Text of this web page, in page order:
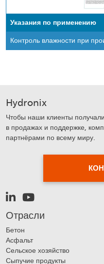
Указания по применению
Контроль влажности при
Hydronix
Чтобы наши клиенты
в продажах и поддержке,
партнёрами по всему миру.
Отрасли
Бетон
Асфальт
Сельское хозяйство
Сыпучие продукты